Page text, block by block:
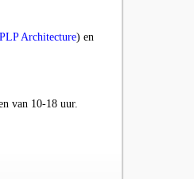
PLP Architecture) en
van 10-18 uur.